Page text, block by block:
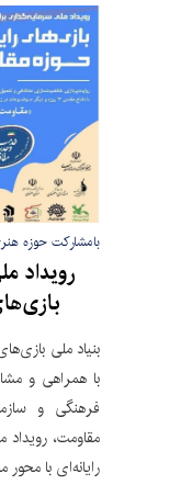
بامشارکت حوزه
رویداد
بنیاد ملی
با همراهی و
فرهنگی و
مقاومت،
رایانه‌ای با